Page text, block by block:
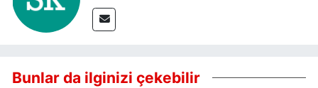
Bunlar da ilginizi çekebilir